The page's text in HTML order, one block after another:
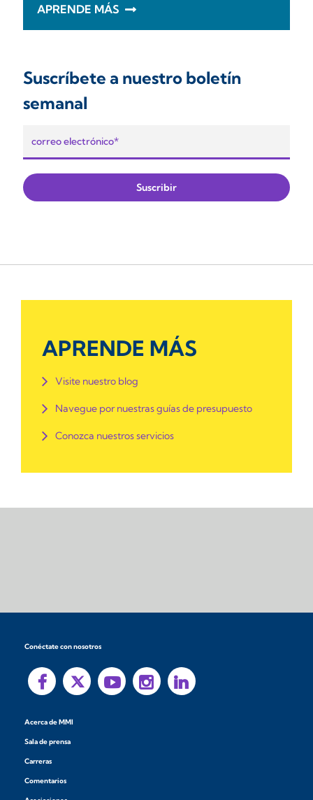
APRENDE MÁS
Suscríbete a nuestro boletín
semanal
APRENDE MÁS
Visite nuestro blog
Navegue por nuestras guías de presupuesto
Conozca nuestros servicios
Conéctate con nosotros
Acerca de MMI
Sala de prensa
Carreras
Comentarios